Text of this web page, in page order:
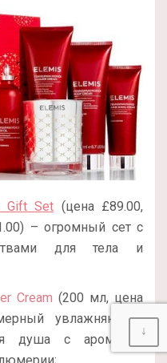
Gift Set (цена £89.00,
– огромный сет с
для тела и
Cream (200 мл, цена
увлажняющий
душа с ароматом
↓